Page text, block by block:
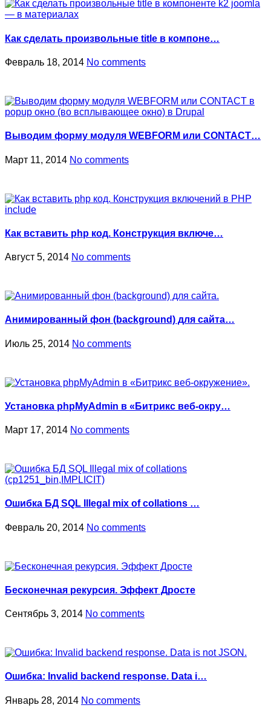
Как сделать произвольные title в компоне…
Февраль 18, 2014 No comments
Выводим форму модуля WEBFORM или CONTACT…
Март 11, 2014 No comments
Как вставить php код. Конструкция включе…
Август 5, 2014 No comments
Анимированный фон (background) для сайта…
Июль 25, 2014 No comments
Установка phpMyAdmin в «Битрикс веб-окру…
Март 17, 2014 No comments
Ошибка БД SQL Illegal mix of collations …
Февраль 20, 2014 No comments
Бесконечная рекурсия. Эффект Дросте
Сентябрь 3, 2014 No comments
Ошибка: Invalid backend response. Data i…
Январь 28, 2014 No comments